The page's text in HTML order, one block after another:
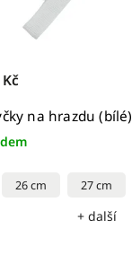
na hrazdu (bílé)
26 cm 27 cm
+ další